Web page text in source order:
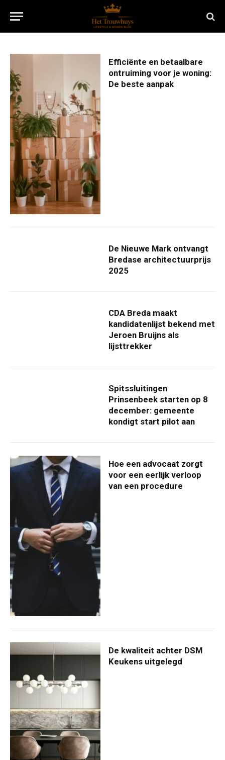
Efficiënte en betaalbare
ontruiming voor je woning:
De beste aanpak
De Nieuwe Mark ontvangt
Bredase architectuurprijs
2025
CDA Breda maakt
kandidatenlijst bekend met
Jeroen Bruijns als
lijsttrekker
Spitssluitingen
Prinsenbeek starten op 8
december: gemeente
kondigt start pilot aan
Hoe een advocaat zorgt
voor een eerlijk verloop
van een procedure
De kwaliteit achter DSM
Keukens uitgelegd